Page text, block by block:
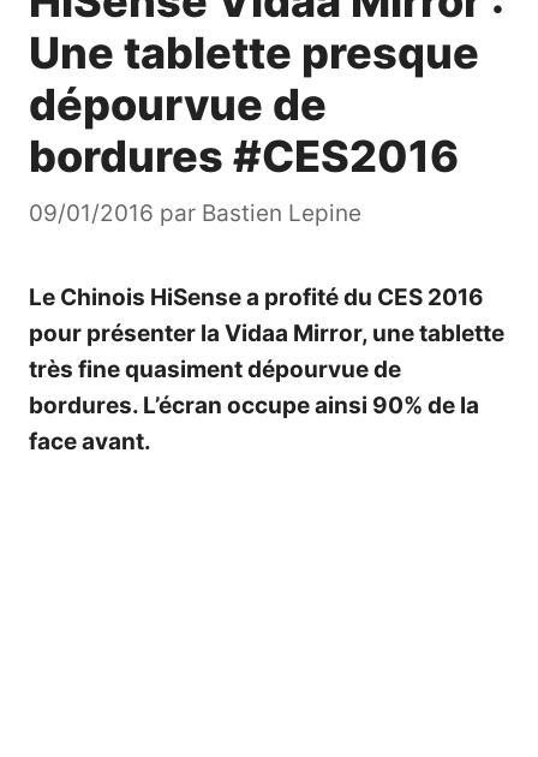
Une tablette presque
dépourvue de
bordures #CES2016
09/01/2016 par Bastien Lepine
Le Chinois HiSense a profité du CES 2016
pour présenter la Vidaa Mirror, une tablette
très fine quasiment dépourvue de
bordures. L’écran occupe ainsi 90% de la
face avant.